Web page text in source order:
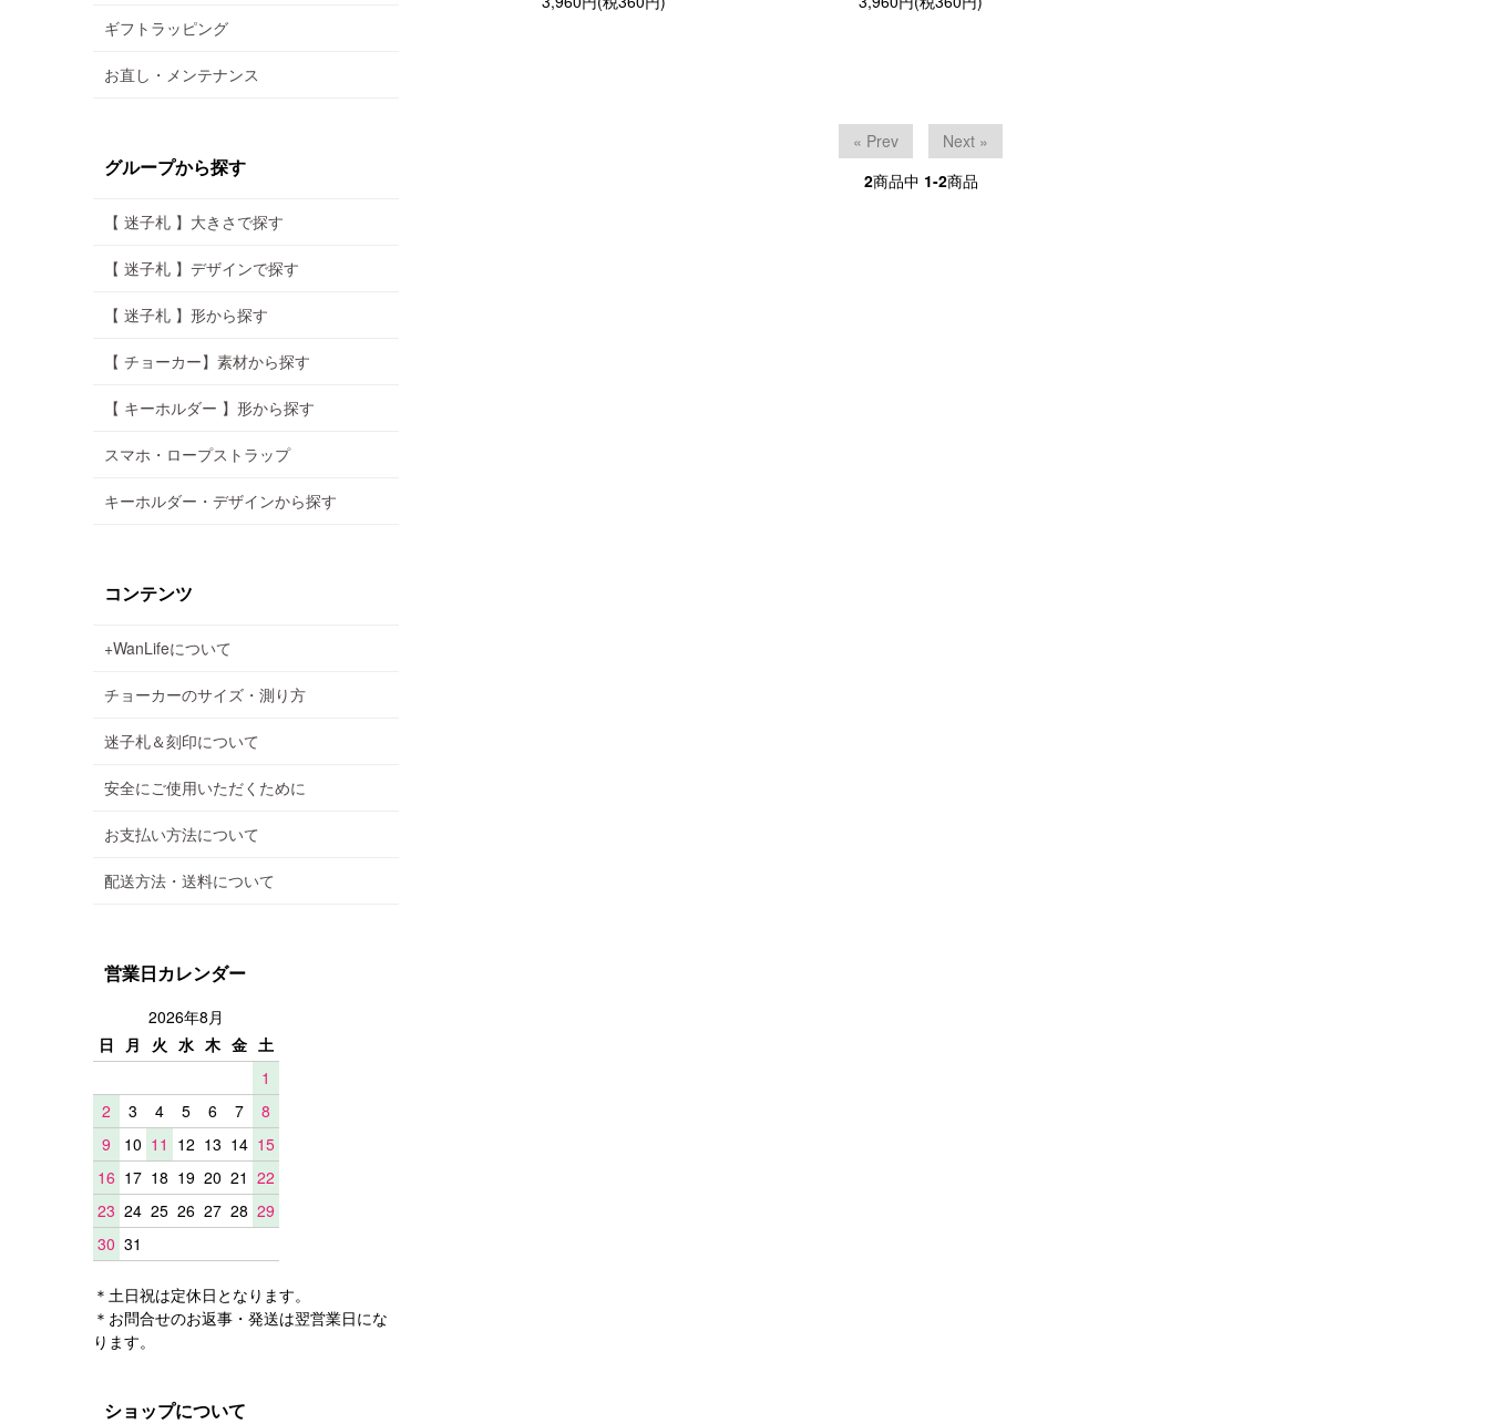
« Prev
Next »
2商品中 1-2商品
ギフトラッピング
お直し・メンテナンス
グループから探す
【 迷子札 】大きさで探す
【 迷子札 】デザインで探す
【 迷子札 】形から探す
【 チョーカー】素材から探す
【 キーホルダー 】形から探す
スマホ・ロープストラップ
キーホルダー・デザインから探す
コンテンツ
+WanLifeについて
チョーカーのサイズ・測り方
迷子札＆刻印について
安全にご使用いただくために
お支払い方法について
配送方法・送料について
営業日カレンダー
2026年8月
日
月 火 水 木 金 土
1
2
3 4 5 6 7
8
9
10 11 12 13 14 15
16 17 18 19 20 21 22
23 24 25 26 27 28 29
30 31
＊土日祝は定休日となります。
＊お問合せのお返事・発送は翌営業日にな
ります。
ショップについて